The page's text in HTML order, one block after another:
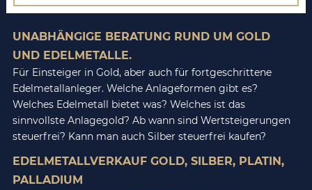
UNABHÄNGIGE BERATUNG RUND UM GOLD
UND EDELMETALLE.
Für Einsteiger in Gold, aber auch für fortgeschrittene
Edelmetallanleger. Welche Anlageformen gibt es?
Welches Edelmetall bietet was? Welches ist das
sinnvollste Anlagegold? Ab wann sind Wertsteigerungen
steuerfrei? Kann man auch Silber steuerfrei kaufen?
EDELMETALLVERKAUF GOLD, SILBER, PLATIN,
PALLADIUM